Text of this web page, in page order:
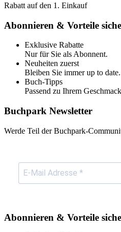
Rabatt auf den 1. Einkauf
Abonnieren & Vorteile
Exklusive Rabatte
Nur für Sie als Abonnent.
Neuheiten zuerst
Bleiben Sie immer up to date.
Buch-Tipps
Passend zu Ihrem
Buchpark Newsletter
Werde Teil der Buchpark-
Abonnieren & Vorteile